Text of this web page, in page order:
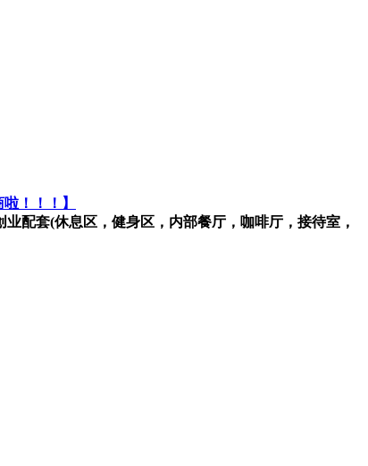
！！！】
配套(休息区，健身区，内部餐厅，咖啡厅，接待室，